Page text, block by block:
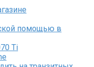
помощью в
Ti